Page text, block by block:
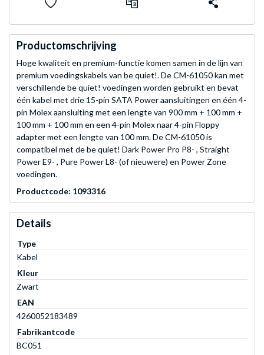
Productomschrijving
Hoge kwaliteit en premium-functie komen samen in de lijn van
premium voedingskabels van be quiet!. De CM-61050 kan met
verschillende be quiet! voedingen worden gebruikt en bevat
één kabel met drie 15-pin SATA Power aansluitingen en één 4-
pin Molex aansluiting met een lengte van 900 mm + 100 mm +
100 mm + 100 mm en een 4-pin Molex naar 4-pin Floppy
adapter met een lengte van 100 mm. De CM-61050 is
compatibel met de be quiet! Dark Power Pro P8- , Straight
Power E9- , Pure Power L8- (of nieuwere) en Power Zone
voedingen.
Productcode: 1093316
Details
Type
Kabel
Kleur
Zwart
EAN
4260052183489
Fabrikantcode
BC051